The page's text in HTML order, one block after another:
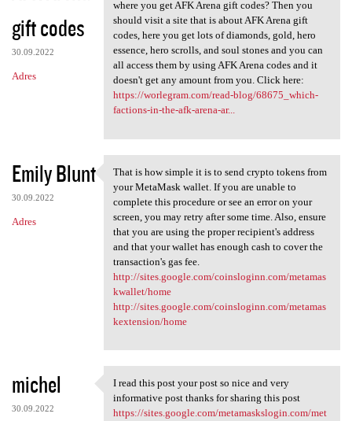
gift codes
30.09.2022
Adres
where you get AFK Arena gift codes? Then you
should visit a site that is about AFK Arena gift
codes, here you get lots of diamonds, gold, hero
essence, hero scrolls, and soul stones and you can
all access them by using AFK Arena codes and it
doesn't get any amount from you. Click here:
https://worlegram.com/read-blog/68675_which-
factions-in-the-afk-arena-ar...
Emily Blunt
30.09.2022
Adres
That is how simple it is to
That is how simple it is to send crypto tokens from
your MetaMask wallet. If you are unable to
complete this procedure or see an error on your
screen, you may retry after some time. Also, ensure
that you are using the proper recipient's address
and that your wallet has enough cash to cover the
transaction's gas fee.
http://sites.google.com/coinsloginn.com/metamas
kwallet/home
http://sites.google.com/coinsloginn.com/metamas
kextension/home
michel
30.09.2022
I read this post your post so
I read this post your post so nice and very
informative post thanks for sharing this post
https://sites.google.com/metamaskslogin.com/met